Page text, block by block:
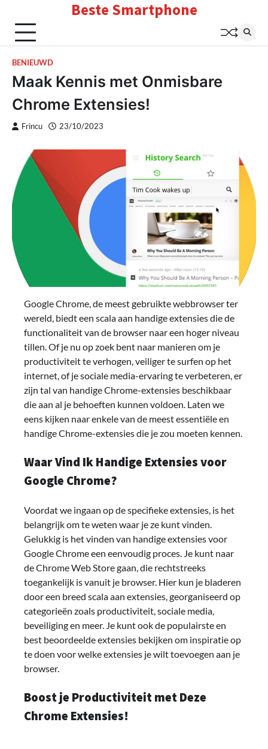
content
Beste Smartphone
BENIEUWD
Maak Kennis met Onmisbare
Chrome Extensies!
Frincu 23/10/2023
Google Chrome, de meest gebruikte webbrowser ter
wereld, biedt een scala aan handige extensies die de
functionaliteit van de browser naar een hoger niveau
tillen. Of je nu op zoek bent naar manieren om je
productiviteit te verhogen, veiliger te surfen op het
internet, of je sociale media-ervaring te verbeteren, er
zijn tal van handige Chrome-extensies beschikbaar
die aan al je behoeften kunnen voldoen. Laten we
eens kijken naar enkele van de meest essentiële en
handige Chrome-extensies die je zou moeten kennen.
Waar Vind Ik Handige Extensies voor
Google Chrome?
Voordat we ingaan op de specifieke extensies, is het
belangrijk om te weten waar je ze kunt vinden.
Gelukkig is het vinden van handige extensies voor
Google Chrome een eenvoudig proces. Je kunt naar
de Chrome Web Store gaan, die rechtstreeks
toegankelijk is vanuit je browser. Hier kun je bladeren
door een breed scala aan extensies, georganiseerd op
categorieën zoals productiviteit, sociale media,
beveiliging en meer. Je kunt ook de populairste en
best beoordeelde extensies bekijken om inspiratie op
te doen voor welke extensies je wilt toevoegen aan je
browser.
Boost je Productiviteit met Deze
Chrome Extensies!